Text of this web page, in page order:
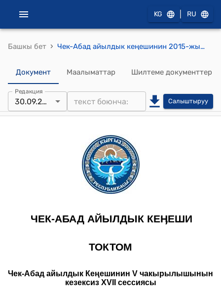
KG RU
Башкы бет › Чек-Абад айылдык кеңешинин 2015-жылдын 30-сентябрындагы № 5 "Чек-Абад айыл өкмөтүнүн пайдалануусундагы мамлекттик фондунун жерлерин ижара акысынан бошотуу жөнүндө" токтому
Документ Маалыматтар Шилтеме документтер
Редакция
30.09.2015 Салыштыруу